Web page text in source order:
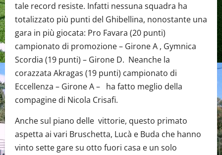
tale record resiste. Infatti nessuna squadra ha
totalizzato più punti del Ghibellina, nonostante una
gara in più giocata: Pro Favara (20 punti)
campionato di promozione – Girone A , Gymnica
Scordia (19 punti) – Girone D. Neanche la
corazzata Akragas (19 punti) campionato di
Eccellenza – Girone A – ha fatto meglio della
compagine di Nicola Crisafi.
Anche sul piano delle vittorie, questo primato
aspetta ai vari Bruschetta, Lucà e Buda che hanno
vinto sette gare su otto fuori casa e un solo